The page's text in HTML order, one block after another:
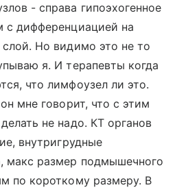
- справа гипоэхогенное
с дифференциацией на
Но видимо это не то
я. И терапевты когда
что лимфоузел ли это.
мне говорит, что с этим
не надо. КТ органов
внутригрудные
макс размер подмышечного
по короткому размеру. В